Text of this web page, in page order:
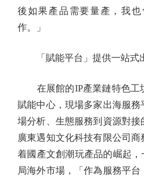
後如果產品需要量產，我
作。」
「賦能平台」提供一站式
在展館的IP產業鏈特色工
賦能中心，現場多家出海服
場分析、生態服務到資源對接
廣東遇知文化科技有限公司
着國產文創潮玩產品的崛起
局海外市場，「作為服務平